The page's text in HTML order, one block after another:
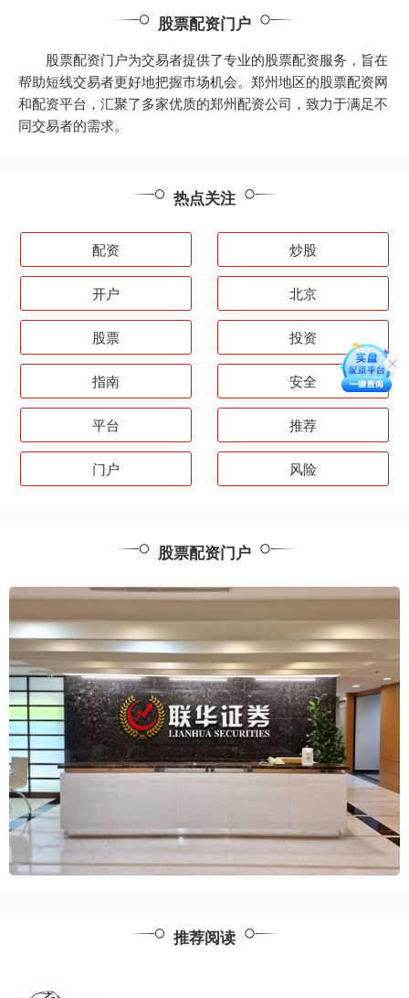
股票配资门户
股票配资门户为交易者提供了专业的股票配资服务，旨在
帮助短线交易者更好地把握市场机会。郑州地区的股票配资网
和配资平台，汇聚了多家优质的郑州配资公司，致力于满足不
同交易者的需求。
热点关注
配资 炒股
开户 北京
股票 投资
指南 安全
平台 推荐
门户 风险
股票配资门户
推荐阅读